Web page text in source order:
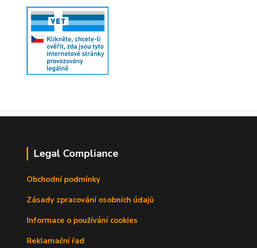
Legal Compliance
Obchodní podmínky
Zásady zpracování osobních údajů
Informace o používání cookies
Reklamační řad